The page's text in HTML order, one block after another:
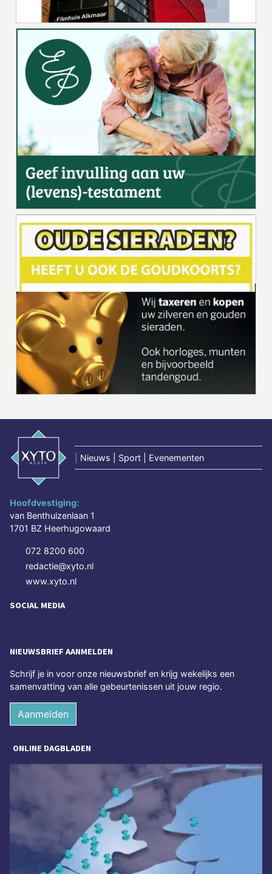
Nieuws | Sport | Evenementen
Hoofdvestiging:
van Benthuizenlaan 1
1701 BZ Heerhugowaard
072 8200 600
redactie@xyto.nl
www.xyto.nl
SOCIAL MEDIA
NIEUWSBRIEF AANMELDEN
Schrijf je in voor onze nieuwsbrief en krijg wekelijks een
samenvatting van alle gebeurtenissen uit jouw regio.
Aanmelden
ONLINE DAGBLADEN